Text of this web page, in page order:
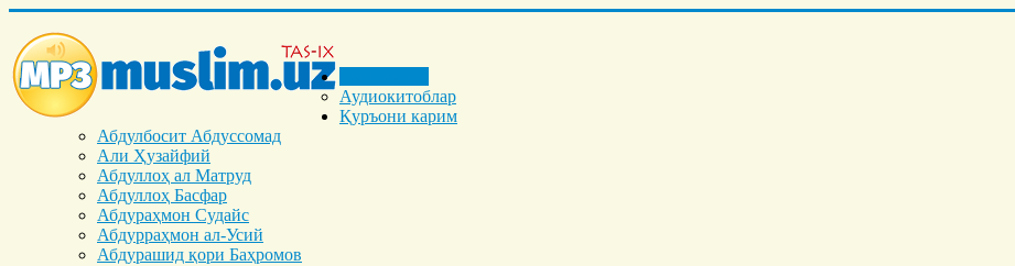
Аудиокитоблар
Қуръони карим
Абдулбосит Абдуссомад
Али Ҳузайфий
Абдуллоҳ ал Матруд
Абдуллоҳ Басфар
Абдураҳмон Судайс
Абдурраҳмон ал-Усий
Абдурашид қори Баҳромов